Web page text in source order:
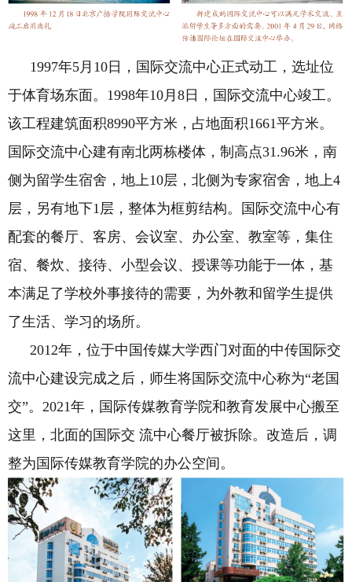
1997年5月 10日，国际交流中心正式动工，选址位
于体育场东面。 1998年10月 8 日，国际交流中心竣工。
该工程建筑面积8990平方米，占地面积1661平方米。
国际交流中心建有南北两栋楼体，制高点31.96米，南
侧为留学生宿舍，地上10层，北侧为专家宿舍，地上4
层，另有地下1层，整体为框剪结构。国际交流中心有
配套的餐厅、客房、会议室、办公室、教室等，集住
宿、餐炊、接待、小型会议、授课等功能于一体，基
本满足了学校外事接待的需要，为外教和留学生提供
了生活、学习的场所。
2012年，位于中国传媒大学西门对面的中传国际交
流中心建设完成之后，师生将国际交流中心称为“老国
交”。 2021年，国际传媒教育学院和教育发展中心搬至
这里，北面的国际交 流中心餐厅被拆除。改造后，调
整为国际传媒教育学院的办公空间。